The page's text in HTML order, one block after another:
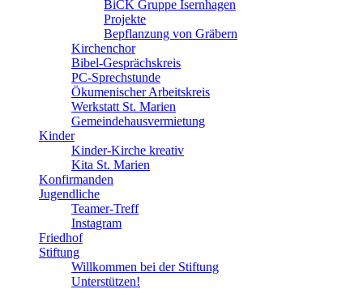
BiCK Gruppe Isernhagen
Projekte
Bepflanzung von Gräbern
Kirchenchor
Bibel-Gesprächskreis
PC-Sprechstunde
Ökumenischer Arbeitskreis
Werkstatt St. Marien
Gemeindehausvermietung
Kinder
Kinder-Kirche kreativ
Kita St. Marien
Konfirmanden
Jugendliche
Teamer-Treff
Instagram
Friedhof
Stiftung
Willkommen bei der Stiftung
Unterstützen!